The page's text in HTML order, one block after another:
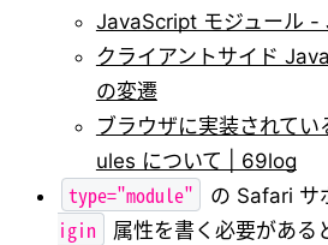
JavaScript モジュール
クライアントサイド
の変遷
ブラウザに実装されて
ules について | 69log
type="module" の Safari サ
igin
属性を書く必要がある